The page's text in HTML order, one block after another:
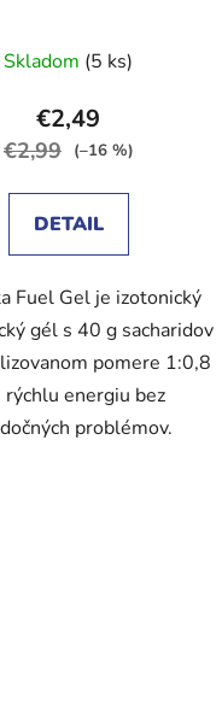
Skladom (5 ks)
€2,49
€2,99 (–16 %)
DETAIL
Fuel Gel je izotonický
gél s 40 g sacharidov
pomere 1:0,8
rýchlu energiu bez
problémov.